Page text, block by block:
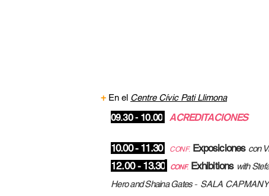
+ En el Centre Cívic Pati Llimona
09.30 - 10.00 ACREDITACIONES
10.00 - 11.30 CONF. Exposiciones con
12.00- 13.30 CONF. Exhibitions with
Hero and Shaina Gates - SALA CAPMANY